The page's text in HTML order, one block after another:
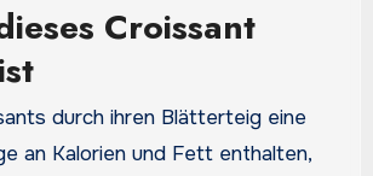
Croissant
durch ihren Blätterteig eine
an Kalorien und Fett enthalten,